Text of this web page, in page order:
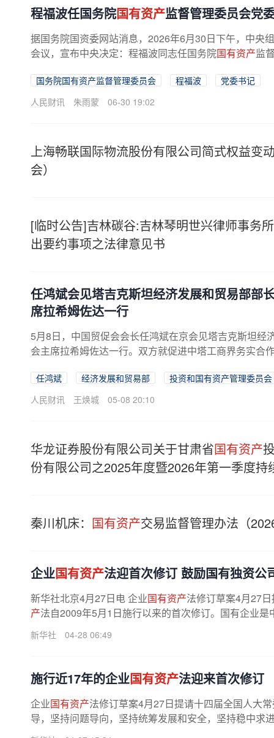
程福波任国务院国有资产监督管理委员会党
据国务院国资委网站消息，2026年6月30日下午，中央
会议，宣布中央决定：程福波同志任国务院国有资产监
国务院国有资产监督管理委员会 程福波
党委书记
人民财讯
朱雨蒙 06-30 19:02
上海畅联国际物流股份有限公司简式权益变
会）
[临时公告]吉林碳谷:吉林琴明世兴律师事务
出要约事项之法律意见书
任鸿斌会见塔吉克斯坦经济发展和贸易部部
席拉希姆佐达一行
5月8日，中国贸促会会长任鸿斌在京会见塔吉克斯坦经
会主席拉希姆佐达一行。双方就促进中塔工商界务实合
任鸿斌 经济发展和贸易部
投资和国有资产管理委员会
人民财讯
王焕城 05-08 20:10
华龙证券股份有限公司关于甘肃省国有资产
份有限公司之2025年度暨2026年第一季度持
秦川机床： 国有资产交易监督管理办法（
企业国有资产法迎首次修订 鼓励国有独资公
新华社北京4月27日电 企业国有资产法修订草案4月27
产法自2009年5月1日施行以来的首次修订。国有企业
新华社 04-28 06:49
施行近17年的企业国有资产法迎来首次修订
企业国有资产法修订草案4月27日提请十四届全国人大
导，坚持问题导向，坚持统筹发展和安全，坚持稳中求